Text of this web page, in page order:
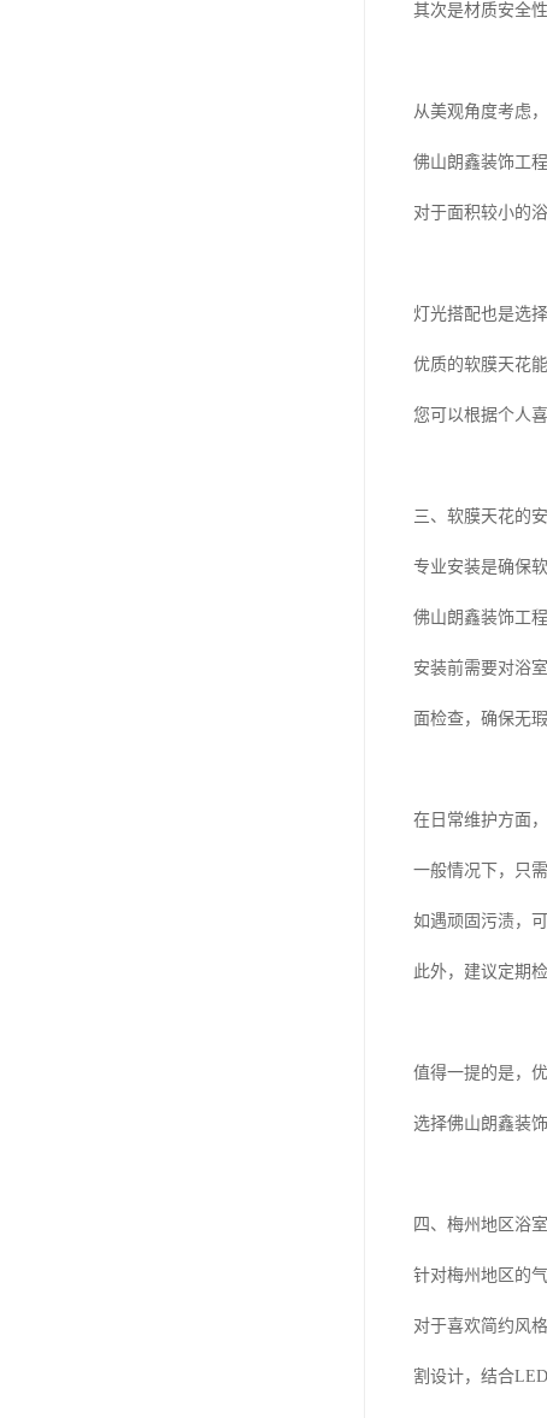
其次是材质安全
从美观角度考虑
佛山朗鑫装饰工
对于面积较小的
灯光搭配也是选
优质的软膜天花
您可以根据个人
三、软膜天花的
专业安装是确保
佛山朗鑫装饰工
安装前需要对浴
面检查，确保无瑕
在日常维护方面
一般情况下，只
如遇顽固污渍，
此外，建议定期
值得一提的是，
选择佛山朗鑫装
四、梅州地区浴
针对梅州地区的
对于喜欢简约风
割设计，结合